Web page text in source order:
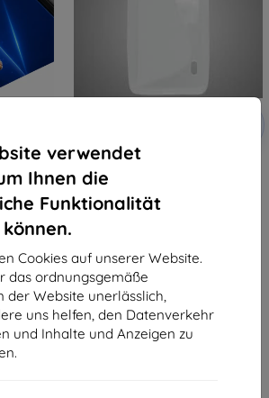
verwendet
Ihnen die
Funktionalität
Cookies auf unserer Website.
das ordnungsgemäße
der Website unerlässlich,
uns helfen, den Datenverkehr
und Inhalte und Anzeigen zu
Gummihülle LG Optimus F6,
6,90 €
5,31 €